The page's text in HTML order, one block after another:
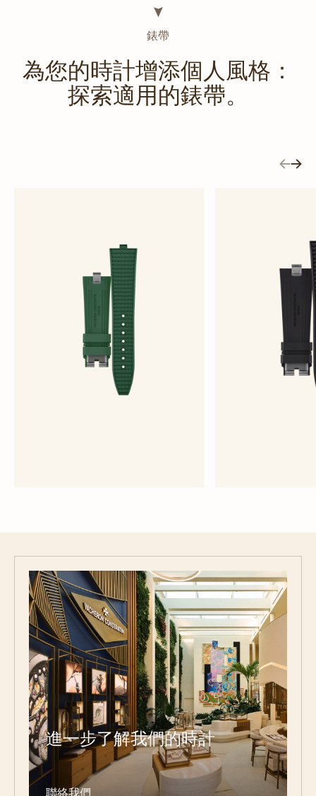
錶帶
為您的時計增添個人風格：
探索適用的錶帶。
進一步了解我們的時計
聯絡我們